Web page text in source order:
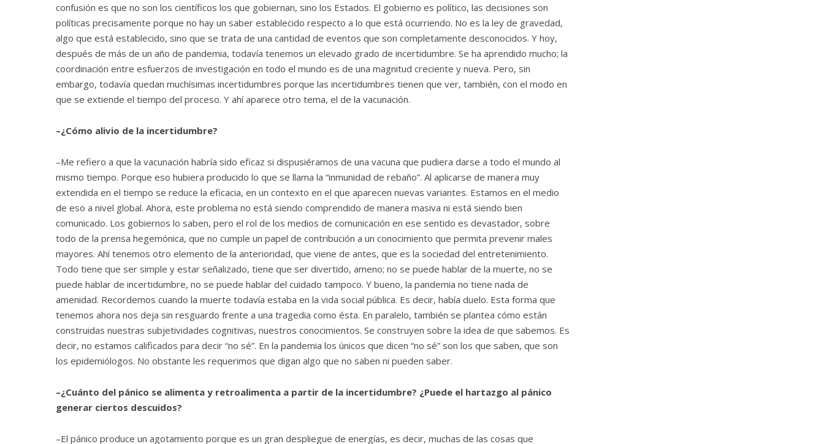
confusión es que no son los científicos los que gobiernan, sino los Estados. El gobierno es político, las decisiones son
políticas precisamente porque no hay un saber establecido respecto a lo que está ocurriendo. No es la ley de gravedad,
algo que está establecido, sino que se trata de una cantidad de eventos que son completamente desconocidos. Y hoy,
después de más de un año de pandemia, todavía tenemos un elevado grado de incertidumbre. Se ha aprendido mucho; la
coordinación entre esfuerzos de investigación en todo el mundo es de una magnitud creciente y nueva. Pero, sin
embargo, todavía quedan muchísimas incertidumbres porque las incertidumbres tienen que ver, también, con el modo en
que se extiende el tiempo del proceso. Y ahí aparece otro tema, el de la vacunación.
–¿Cómo alivio de la incertidumbre?
–Me refiero a que la vacunación habría sido eficaz si dispusiéramos de una vacuna que pudiera darse a todo el mundo al
mismo tiempo. Porque eso hubiera producido lo que se llama la “inmunidad de rebaño”. Al aplicarse de manera muy
extendida en el tiempo se reduce la eficacia, en un contexto en el que aparecen nuevas variantes. Estamos en el medio
de eso a nivel global. Ahora, este problema no está siendo comprendido de manera masiva ni está siendo bien
comunicado. Los gobiernos lo saben, pero el rol de los medios de comunicación en ese sentido es devastador, sobre
todo de la prensa hegemónica, que no cumple un papel de contribución a un conocimiento que permita prevenir males
mayores. Ahí tenemos otro elemento de la anterioridad, que viene de antes, que es la sociedad del entretenimiento.
Todo tiene que ser simple y estar señalizado, tiene que ser divertido, ameno; no se puede hablar de la muerte, no se
puede hablar de incertidumbre, no se puede hablar del cuidado tampoco. Y bueno, la pandemia no tiene nada de
amenidad. Recordemos cuando la muerte todavía estaba en la vida social pública. Es decir, había duelo. Esta forma que
tenemos ahora nos deja sin resguardo frente a una tragedia como ésta. En paralelo, también se plantea cómo están
construidas nuestras subjetividades cognitivas, nuestros conocimientos. Se construyen sobre la idea de que sabemos. Es
decir, no estamos calificados para decir “no sé”. En la pandemia los únicos que dicen “no sé” son los que saben, que son
los epidemiólogos. No obstante les requerimos que digan algo que no saben ni pueden saber.
–¿Cuánto del pánico se alimenta y retroalimenta a partir de la incertidumbre? ¿Puede el hartazgo al pánico
generar ciertos descuidos?
–El pánico produce un agotamiento porque es un gran despliegue de energías, es decir, muchas de las cosas que